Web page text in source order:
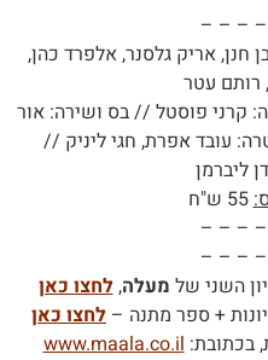
– – –
חנן, אריק גלסנר, אלפרד כהן,
רותם עטר
קרני פוסטל // בס ושירה: אור
עובד אפרת, חגי ליניק //
ליברמן
55 ש"ח
– – –
– – –
השני של מעלה,לחצו כאן
לחצו כאן
בכתובת: www.maala.co.il